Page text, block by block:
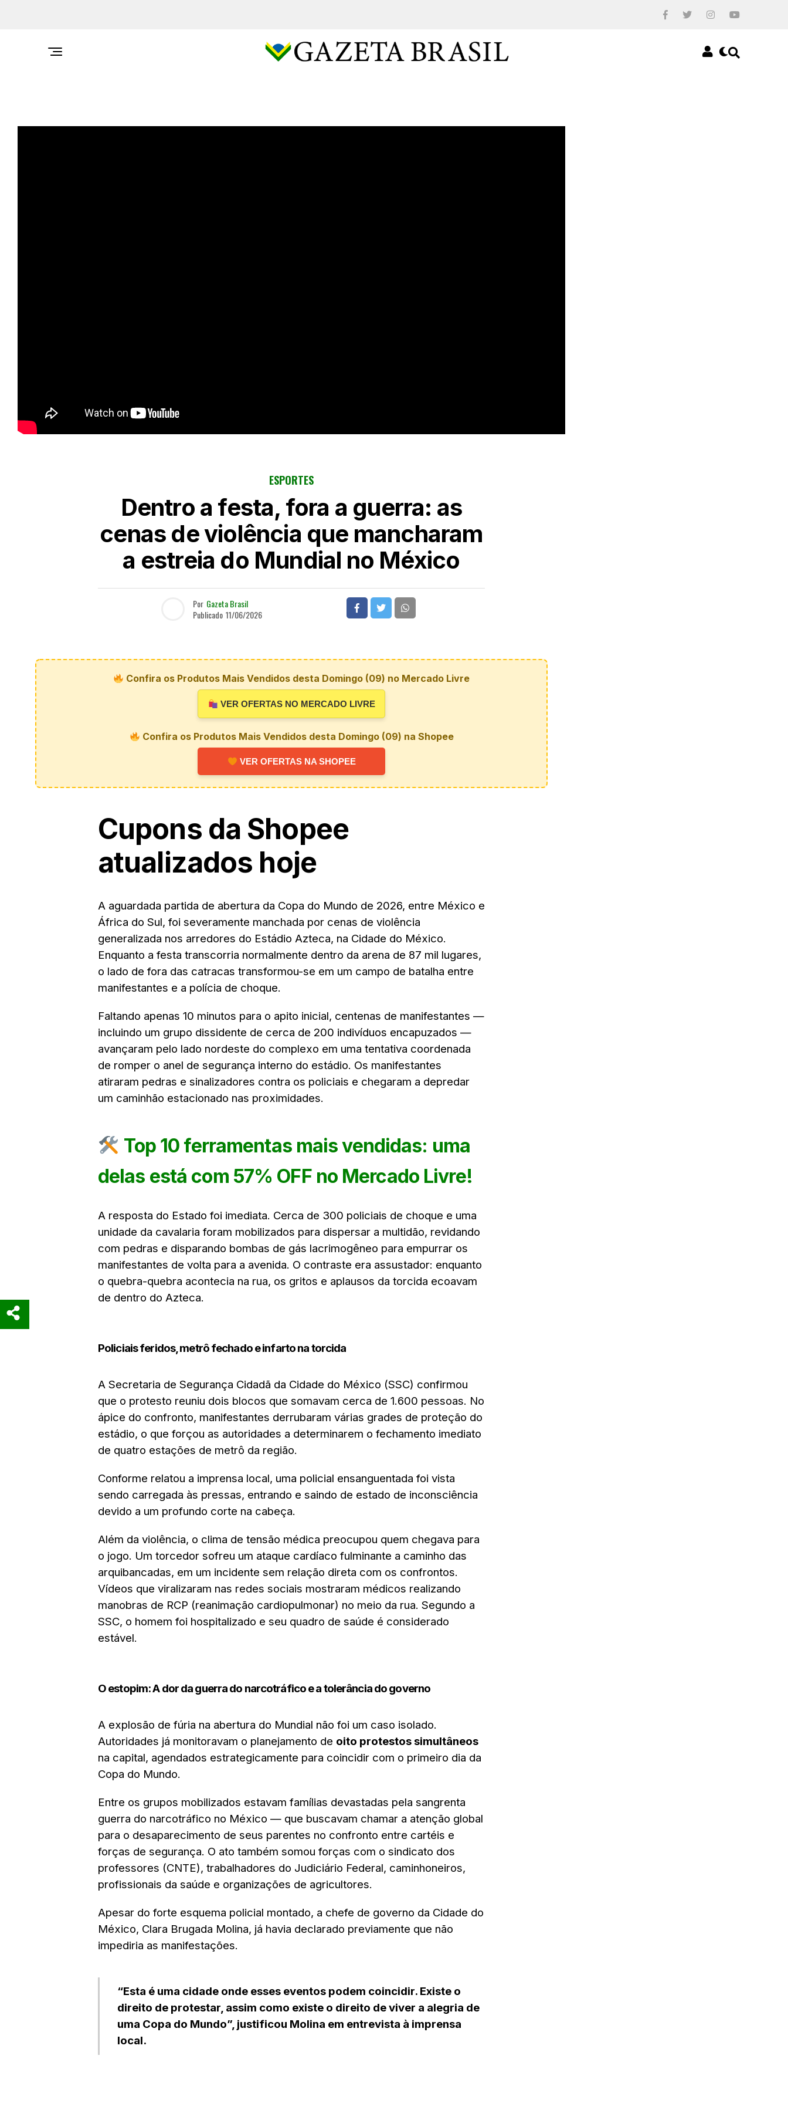
ESPORTES
Dentro a festa, fora a guerra: as
cenas de violência que mancharam
a estreia do Mundial no México
Por Gazeta Brasil
Publicado 11/06/2026
Confira os Produtos Mais Vendidos desta Domingo (09) no Mercado Livre
VER OFERTAS NO MERCADO LIVRE
Confira os Produtos Mais Vendidos desta Domingo (09) na Shopee
VER OFERTAS NA SHOPEE
Cupons da Shopee
atualizados hoje
A aguardada partida de abertura da Copa do Mundo de 2026, entre México e
África do Sul, foi severamente manchada por cenas de violência
generalizada nos arredores do Estádio Azteca, na Cidade do México.
Enquanto a festa transcorria normalmente dentro da arena de 87 mil lugares,
o lado de fora das catracas transformou-se em um campo de batalha entre
manifestantes e a polícia de choque.
Faltando apenas 10 minutos para o apito inicial, centenas de manifestantes —
incluindo um grupo dissidente de cerca de 200 indivíduos encapuzados —
avançaram pelo lado nordeste do complexo em uma tentativa coordenada
de romper o anel de segurança interno do estádio. Os manifestantes
atiraram pedras e sinalizadores contra os policiais e chegaram a depredar
um caminhão estacionado nas proximidades.
Top 10 ferramentas mais vendidas: uma
delas está com 57% OFF no Mercado Livre!
A resposta do Estado foi imediata. Cerca de 300 policiais de choque e uma
unidade da cavalaria foram mobilizados para dispersar a multidão, revidando
com pedras e disparando bombas de gás lacrimogêneo para empurrar os
manifestantes de volta para a avenida. O contraste era assustador: enquanto
o quebra-quebra acontecia na rua, os gritos e aplausos da torcida ecoavam
de dentro do Azteca.
Policiais feridos, metrô fechado e infarto na torcida
A Secretaria de Segurança Cidadã da Cidade do México (SSC) confirmou
que o protesto reuniu dois blocos que somavam cerca de 1.600 pessoas. No
ápice do confronto, manifestantes derrubaram várias grades de proteção do
estádio, o que forçou as autoridades a determinarem o fechamento imediato
de quatro estações de metrô da região.
Conforme relatou a imprensa local, uma policial ensanguentada foi vista
sendo carregada às pressas, entrando e saindo de estado de inconsciência
devido a um profundo corte na cabeça.
Além da violência, o clima de tensão médica preocupou quem chegava para
o jogo. Um torcedor sofreu um ataque cardíaco fulminante a caminho das
arquibancadas, em um incidente sem relação direta com os confrontos.
Vídeos que viralizaram nas redes sociais mostraram médicos realizando
manobras de RCP (reanimação cardiopulmonar) no meio da rua. Segundo a
SSC, o homem foi hospitalizado e seu quadro de saúde é considerado
estável.
O estopim: A dor da guerra do narcotráfico e a tolerância do governo
A explosão de fúria na abertura do Mundial não foi um caso isolado.
Autoridades já monitoravam o planejamento de oito protestos simultâneos
na capital, agendados estrategicamente para coincidir com o primeiro dia da
Copa do Mundo.
Entre os grupos mobilizados estavam famílias devastadas pela sangrenta
guerra do narcotráfico no México — que buscavam chamar a atenção global
para o desaparecimento de seus parentes no confronto entre cartéis e
forças de segurança. O ato também somou forças com o sindicato dos
professores (CNTE), trabalhadores do Judiciário Federal, caminhoneiros,
profissionais da saúde e organizações de agricultores.
Apesar do forte esquema policial montado, a chefe de governo da Cidade do
México, Clara Brugada Molina, já havia declarado previamente que não
impediria as manifestações.
“Esta é uma cidade onde esses eventos podem coincidir. Existe o
direito de protestar, assim como existe o direito de viver a alegria de
uma Copa do Mundo”, justificou Molina em entrevista à imprensa
local.